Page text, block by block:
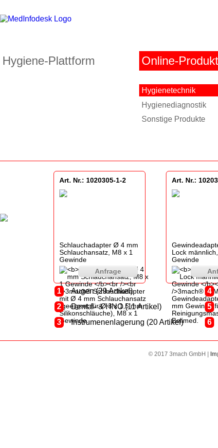
Hygiene-Plattform Online-
Hygienetechnik
Hygienediagnostik
Sonstige Produkte
Art. Nr.: 1020305-1-2
Schlauchadapter Ø 4 mm
Schlauchansatz, M8 x 1
Gewinde
Art. Nr.:
Lock
Gewinde
1
Augen (29 Artikel)
2
Dental- & HNO (11 Artikel)
3
Instrumenenlagerung (20 Artikel)
4
5
6
© 2017 3mach GmbH |